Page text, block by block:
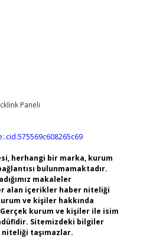
herhangi bir marka, kurum
bulunmamaktadır.
makaleler
alan içerikler haber niteliği
ve kişiler hakkında
kurum ve kişiler ile isim
Sitemizdeki bilgiler
taşımazlar.